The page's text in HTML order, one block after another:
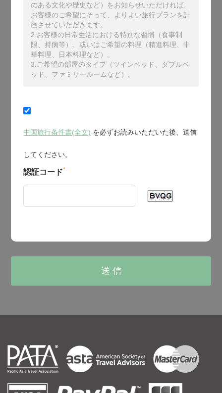
のある文化や歴史など）をお知らせいただければ、
お客様のご希望にそって、よりよい旅行プランを計
画させていただきます。
2.お客様の日常生活における特別な習慣（食事制
限、持病等）、或いはご希望の料理（精進料理、中
華料理、日本料理など）。
3.ご希望の部屋のタイプ（ツインベッド、ダブルベ
ッド、ファミリールームなど）。
中国旅行条件書(全文) を必ずお読みいただいた後、送信
してください。
認証コード*